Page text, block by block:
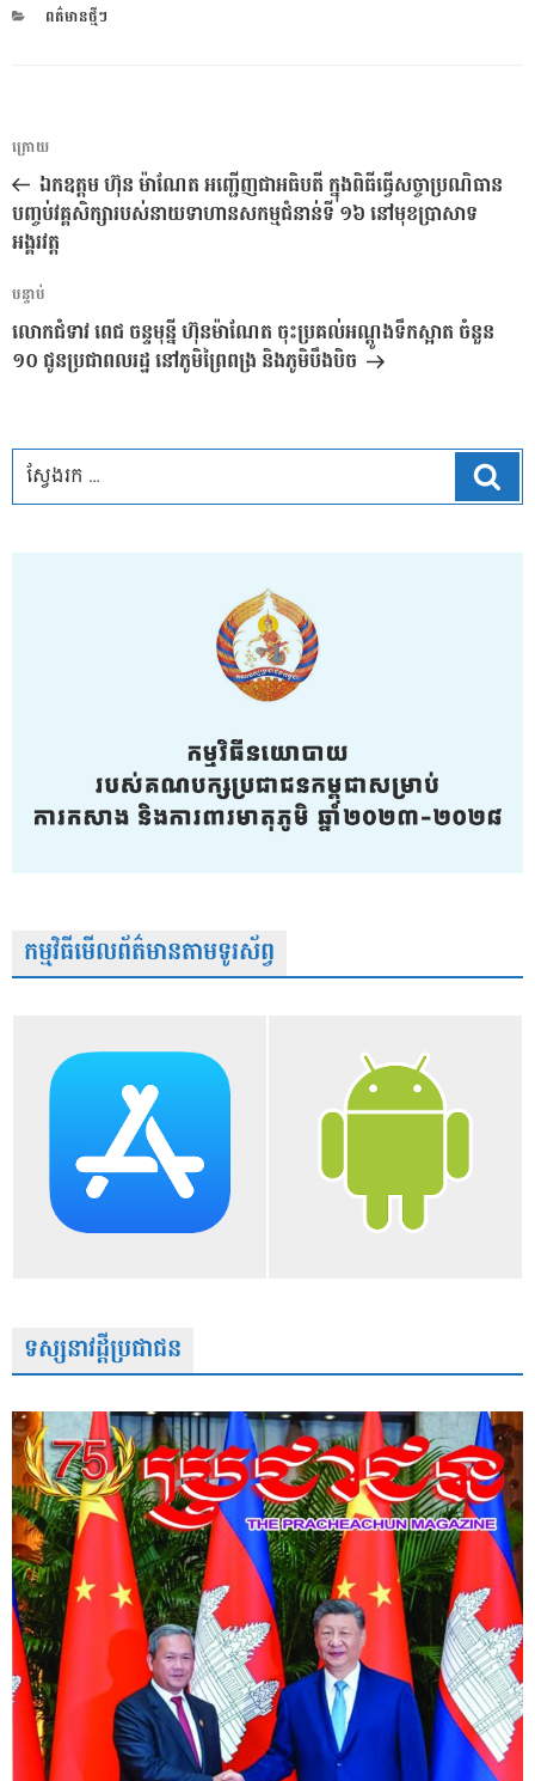
CATEGORIES
ពត៌មានថ្មីៗ
ការ​
នាំទិស​
ប្រកាស
អត្ថបទ
មុន
ក្រោយ
ឯកឧត្តម ហ៊ុន ម៉ាណែត អញ្ជើញជាអធិបតី ក្នុងពិធីធ្វើសច្ចាប្រណិធាន
បញ្ចប់វគ្គសិក្សារបស់នាយទាហានសកម្មជំនាន់ទី ១៦ នៅមុខប្រាសាទ
អង្គរវត្ត
អត្ថបទ
បន្ទាប់
បន្ទាប់
លោកជំទាវ ពេជ ចន្ទមុន្នី ហ៊ុនម៉ាណែត ចុះប្រគល់អណ្តូងទឹកស្អាត ចំនួន
១០ ជូនប្រជាពលរដ្ឋ នៅភូមិព្រៃពង្រ និងភូមិបឹងបិច
កម្មវិធីមើលព័ត៌មានតាមទូរស័ព្វ
ទស្សនាវដ្តីប្រជាជន